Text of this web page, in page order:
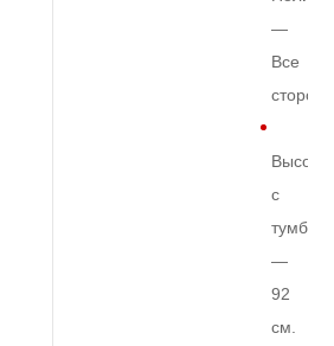
—
Все
Высота
с
тумбой
—
92
см.